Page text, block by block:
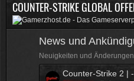
g
e
i
t
r
ä
g
e
t
e
B
e
i
t
r
COUNTER-STRIKE GLOBAL
News und
Neuigkeiten und
L
Counter-Strike 2 |